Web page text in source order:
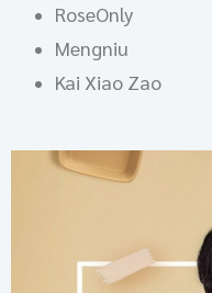
RoseOnly
Mengniu
Kai Xiao Zao